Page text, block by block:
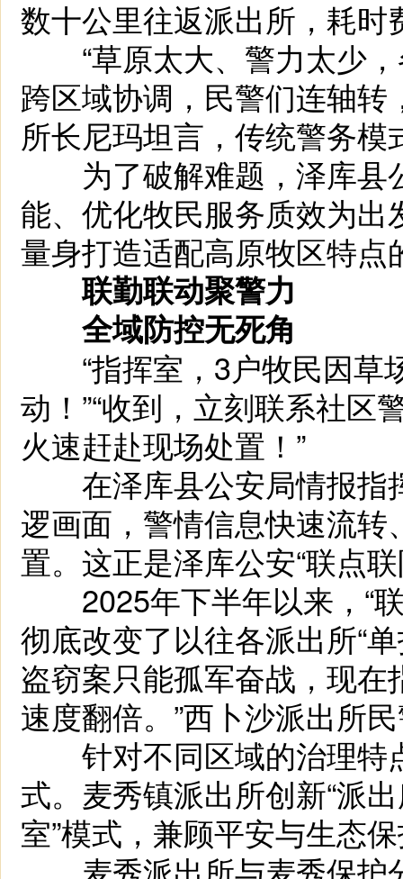
数十公里往返派出所，耗时
“草原太大、警力太少，
跨区域协调，民警们连轴转
所长尼玛坦言，传统警务
为了破解难题，泽库县
能、优化牧民服务质效为
量身打造适配高原牧区特点
联勤联动聚警力
全域防控无死角
“指挥室，3户牧民因草
动！”“收到，立刻联系社区
火速赶赴现场处置！”
在泽库县公安局情报指
逻画面，警情信息快速流
置。这正是泽库公安“联点
2025年下半年以来，“联
彻底改变了以往各派出所“
盗窃案只能孤军奋战，现
速度翻倍。”西卜沙派出所
针对不同区域的治理特
式。麦秀镇派出所创新“派
室”模式，兼顾平安与生态